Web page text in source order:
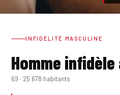
INFIDÉLITÉ MASCULINE
Homme infidèle
69 · 25 678 habitants